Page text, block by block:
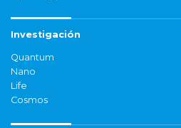
Investigación
Quantum
Nano
Life
Cosmos